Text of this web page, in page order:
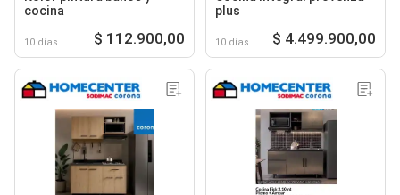
cocina
10 días $ 112.900,00
plus
10 días $ 4.499.900,00